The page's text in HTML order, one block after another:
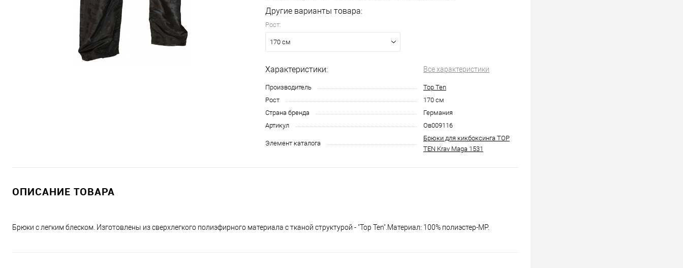
Другие варианты товара:
Рост:
170 см
Характеристики: Все характеристики
Производитель
Top Ten
Рост
170 см
Страна бренда
Германия
Артикул
Ов009116
Элемент каталога
Брюки для кикбоксинга TOP
TEN Krav Maga 1531
ОПИСАНИЕ ТОВАРА
Брюки с легким блеском. Изготовлены из сверхлегкого полиэфирного материала с тканой структурой - "Top Ten".Материал: 100% полиэстер-MP.